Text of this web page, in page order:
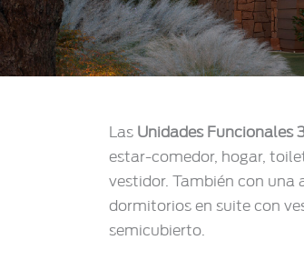
Las Unidades Funcionales
estar-comedor, hogar,
vestidor. También con
dormitorios en suite con
semicubierto.